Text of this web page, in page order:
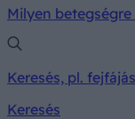
Milyen
Keresés, pl. fejfájás
Keresés